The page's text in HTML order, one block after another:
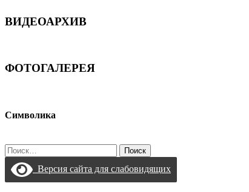
ВИДЕОАРХИВ
ФОТОГАЛЕРЕЯ
Символика
Найти:
Версия сайта для слабовидящих